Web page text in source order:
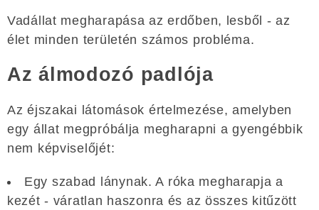
Vadállat megharapása az erdőben, lesből - az
élet minden területén számos probléma.
Az álmodozó padlója
Az éjszakai látomások értelmezése, amelyben
egy állat megpróbálja megharapni a gyengébbik
nem képviselőjét:
Egy szabad lánynak. A róka megharapja a
kezét - váratlan haszonra és az összes kitűzött